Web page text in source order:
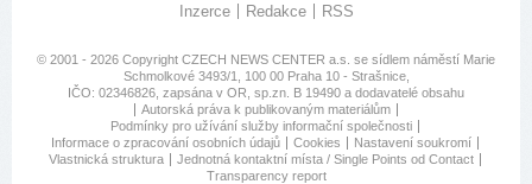
Inzerce Redakce RSS
© 2001 - 2026 Copyright CZECH NEWS CENTER a.s. se sídlem náměstí Marie
Schmolkové 3493/1, 100 00 Praha 10 - Strašnice,
IČO: 02346826, zapsána v OR, sp.zn. B 19490 a dodavatelé obsahu
Autorská práva k publikovaným materiálům
Podmínky pro užívání služby informační společnosti
Informace o zpracování osobních údajů
Cookies
Nastavení soukromí
Vlastnická struktura
Jednotná kontaktní místa / Single Points od Contact
Transparency report